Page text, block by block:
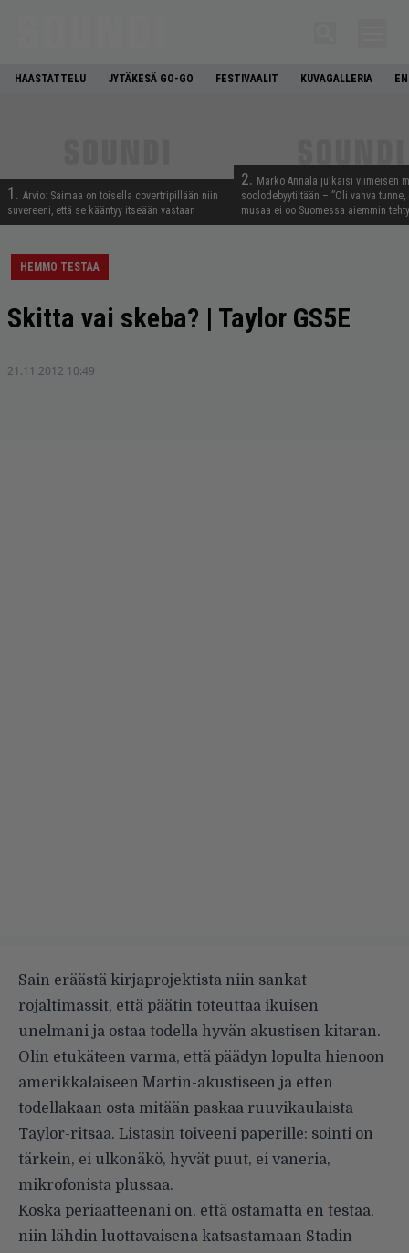
HAASTATTELU JYTÄKESÄ GO-GO FESTIVAALIT KUVAGALLERIA
1. Arvio: Saimaa on toisella covertripillään niin
suvereeni, että se kääntyy itseään vastaan
2. Marko Annala julkaisi viimeisen
soolodebyytiltään – ”Oli vahva
musaa ei oo Suomessa aiemmin
HEMMO TESTAA
Skitta vai skeba? | Taylor GS5E
21.11.2012 10:49
Sain eräästä kirjaprojektista niin sankat
rojaltimassit, että päätin toteuttaa ikuisen
unelmani ja ostaa todella hyvän akustisen kitaran.
Olin etukäteen varma, että päädyn lopulta hienoon
amerikkalaiseen Martin-akustiseen ja etten
todellakaan osta mitään paskaa ruuvikaulaista
Taylor-ritsaa. Listasin toiveeni paperille: sointi on
tärkein, ei ulkonäkö, hyvät puut, ei vaneria,
mikrofonista plussaa.
Koska periaatteenani on, että ostamatta en testaa,
niin lähdin luottavaisena katsastamaan Stadin